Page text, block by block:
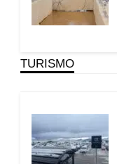
TURISMO